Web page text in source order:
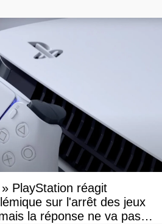
PlayStation réagit
sur l'arrêt des jeux
la réponse ne va pas